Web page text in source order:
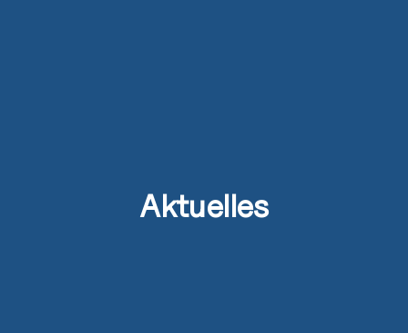
Aktuelles